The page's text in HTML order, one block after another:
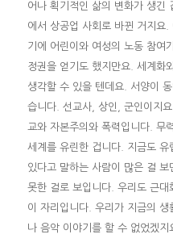
어나 획기적인 삶의 변화가 생긴
에서 상공업 사회로 바뀐 거지요
기에 어린이와 여성의 노동 참여
정권을 얻기도 했지만요. 세계화
생각할 수 있을 텐데요. 서양이
습니다. 선교사, 상인, 군인이지
교와 자본주의와 폭력입니다. 무
세계를 유린한 겁니다. 지금도 유
있다고 말하는 사람이 많은 걸
못한 걸로 보입니다. 우리도 근
이 자리입니다. 우리가 지금의 생
나 음악 이야기를 할 수 없었겠지